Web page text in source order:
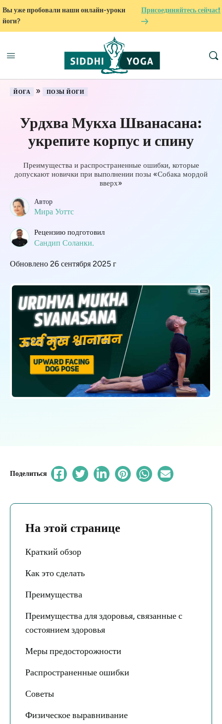
Вы уже пробовали наши онлайн-уроки
йоги?
Присоединяйтесь сейчас!
ЙОГА » ПОЗЫ ЙОГИ
Урдхва Мукха Шванасана:
укрепите корпус и спину
Преимущества и распространенные ошибки, которые
допускают новички при выполнении позы «Собака мордой
вверх»
Автор
Мира Уоттс
Рецензию подготовил
Сандип Соланки.
Обновлено 26 сентября 2025 г
Поделиться
На этой странице
Краткий обзор
Как это сделать
Преимущества
Преимущества для здоровья, связанные с
состоянием здоровья
Меры предосторожности
Распространенные ошибки
Советы
Физическое выравнивание